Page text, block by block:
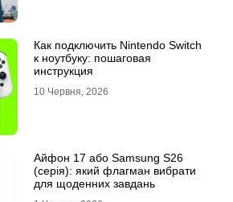
Как подключить Nintendo Switch
к ноутбуку: пошаговая
инструкция
10 Червня, 2026
Айфон 17 або Samsung S26
(серія): який флагман вибрати
для щоденних завдань